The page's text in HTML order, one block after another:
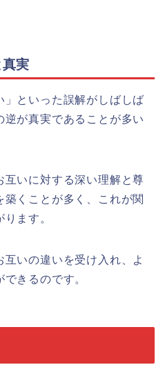
真実
」といった誤解がしばしば
逆が真実であることが多い
いに対する深い理解と尊
くことが多く、これが関
ます。
いの違いを受け入れ、よ
きるのです。